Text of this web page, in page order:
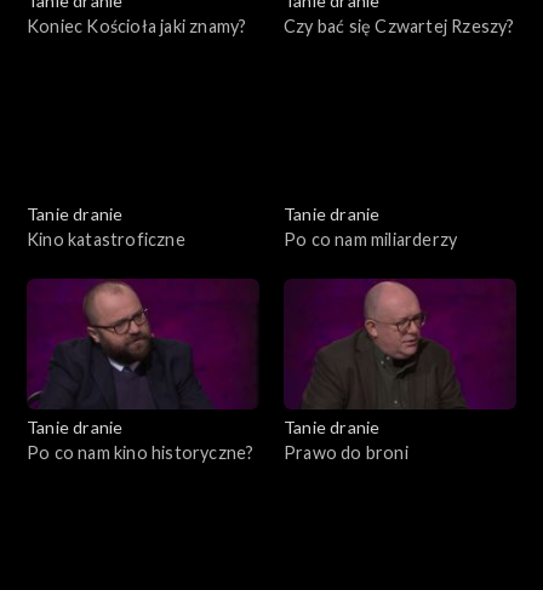
Koniec Kościoła jaki znamy?
Czy bać się Czwartej Rzeszy?
Tanie dranie
Kino katastroficzne
Tanie dranie
Po co nam miliarderzy
Tanie dranie
Po co nam kino historyczne?
Tanie dranie
Prawo do broni